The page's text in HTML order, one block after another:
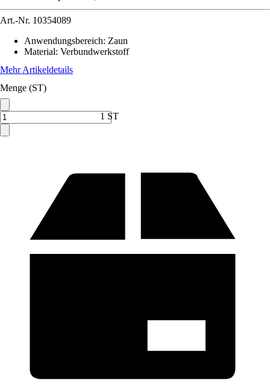
Art.-Nr. 10354089
Anwendungsbereich: Zaun
Material: Verbundwerkstoff
Mehr Artikeldetails
Menge (ST)
1 ST